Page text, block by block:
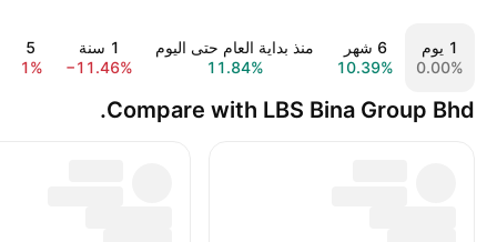
‎‎1‎ يوم
0.00%
‎6‎ شهر
10.39%
منذ بداية العام حتى اليوم
11.84%
‎1‎ سنة
−11.46%
‎5‎ سنة
Compare with LBS Bina Group Bhd.